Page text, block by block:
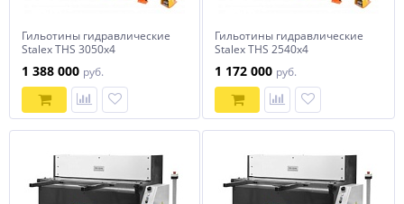
Гильотины гидравлические
Stalex THS 3050х4
1 388 000 руб.
Гильотины гидравлические
Stalex THS 2540х4
1 172 000 руб.